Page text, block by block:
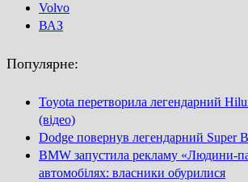
Volvo
ВАЗ
Популярне:
Toyota перетворила легендарний
(відео)
Dodge повернув легендарний Super
BMW запустила рекламу «Людини-
автомобілях: власники обурилися